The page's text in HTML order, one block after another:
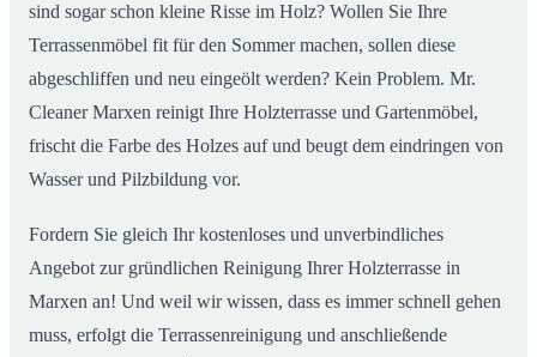
sind sogar schon kleine Risse im Holz? Wollen Sie Ihre
Terrassenmöbel fit für den Sommer machen, sollen diese
abgeschliffen und neu eingeölt werden? Kein Problem. Mr.
Cleaner Marxen reinigt Ihre Holzterrasse und Gartenmöbel,
frischt die Farbe des Holzes auf und beugt dem eindringen von
Wasser und Pilzbildung vor.
Fordern Sie gleich Ihr kostenloses und unverbindliches
Angebot zur gründlichen Reinigung Ihrer Holzterrasse in
Marxen an! Und weil wir wissen, dass es immer schnell gehen
muss, erfolgt die Terrassenreinigung und anschließende